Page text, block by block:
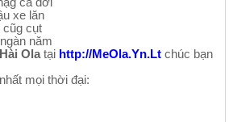
xe lăn
cũg cụt
năm
Ola tại http://MeOla.Yn.Lt chúc bạn
mọi thời đại: